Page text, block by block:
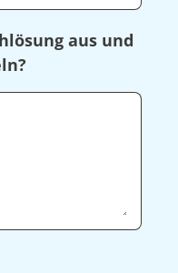
aus und